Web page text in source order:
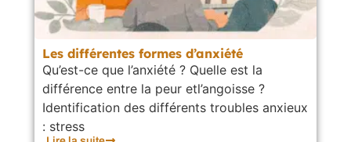
Les différentes formes d’anxiété
Qu’est-ce que l’anxiété ? Quelle est la
différence entre la peur etl’angoisse ?
Identification des différents troubles anxieux
: stress